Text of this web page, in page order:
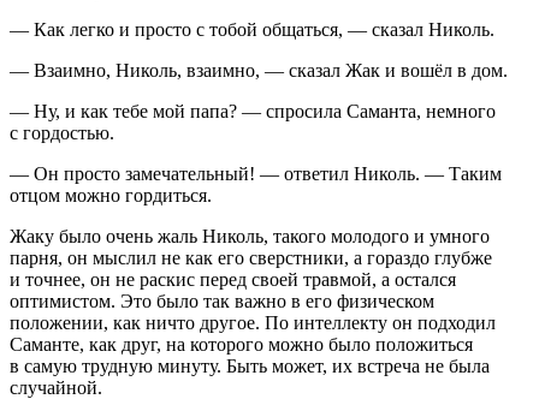
— Как легко и просто с тобой общаться, — сказал Николь.
— Взаимно, Николь, взаимно, — сказал Жак и вошёл в дом.
— Ну, и как тебе мой папа? — спросила Саманта, немного
с гордостью.
— Он просто замечательный! — ответил Николь. — Таким
отцом можно гордиться.
Жаку было очень жаль Николь, такого молодого и умного
парня, он мыслил не как его сверстники, а гораздо глубже
и точнее, он не раскис перед своей травмой, а остался
оптимистом. Это было так важно в его физическом
положении, как ничто другое. По интеллекту он подходил
Саманте, как друг, на которого можно было положиться
в самую трудную минуту. Быть может, их встреча не была
случайной.